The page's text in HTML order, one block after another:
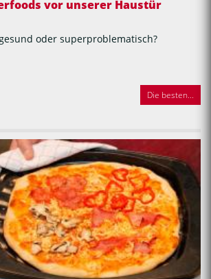
vor unserer Haustür
oder superproblematisch?
Die besten...